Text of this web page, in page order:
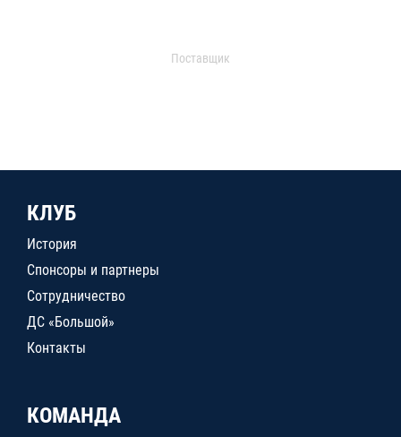
Поставщик
КЛУБ
История
Спонсоры и партнеры
Сотрудничество
ДС «Большой»
Контакты
КОМАНДА